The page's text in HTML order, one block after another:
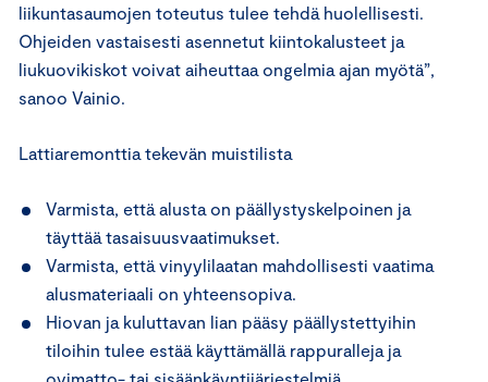
liikuntasaumojen toteutus tulee tehdä huolellisesti.
Ohjeiden vastaisesti asennetut kiintokalusteet ja
liukuovikiskot voivat aiheuttaa ongelmia ajan myötä”,
sanoo Vainio.
Lattiaremonttia tekevän muistilista
Varmista, että alusta on päällystyskelpoinen ja
täyttää tasaisuusvaatimukset.
Varmista, että vinyylilaatan mahdollisesti vaatima
alusmateriaali on yhteensopiva.
Hiovan ja kuluttavan lian pääsy päällystettyihin
tiloihin tulee estää käyttämällä rappuralleja ja